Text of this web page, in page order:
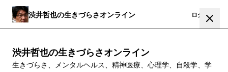
渋井哲也の生きづらさオンライン ログイン
渋井哲也の生きづらさオンライン
生きづらさ、メンタルヘルス、精神医療、心理学、自殺学、学